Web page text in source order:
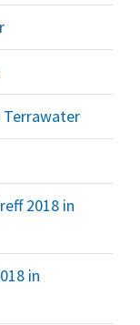
Terrawater
2018 in
in